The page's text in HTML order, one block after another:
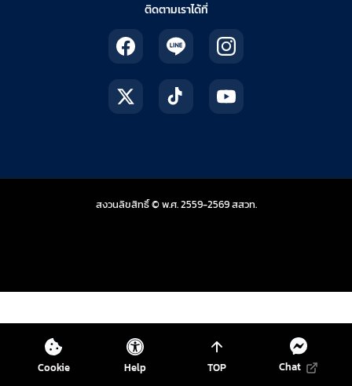
ติดตามเราได้ที่
สงวนลิขสิทธิ์ © พ.ศ. 2559-2569สสวท.สถาบันส่งเสริมการสอ
Cookie Help TOP Chat